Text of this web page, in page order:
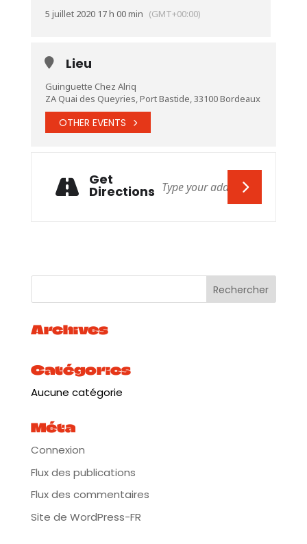
5 juillet 2020 17 h 00 min (GMT+00:00)
Lieu
Guinguette Chez Alriq
ZA Quai des Queyries, Port Bastide, 33100 Bordeaux
OTHER EVENTS
Get
Directions
Archives
Catégories
Aucune catégorie
Méta
Connexion
Flux des publications
Flux des commentaires
Site de WordPress-FR